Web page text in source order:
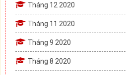
Tháng 12 2020
Tháng 11 2020
Tháng 9 2020
Tháng 8 2020